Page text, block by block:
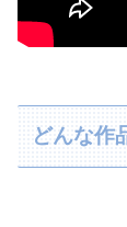
どんな作